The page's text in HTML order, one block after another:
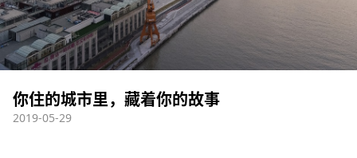
你住的城市里，藏着你的故事
2019-05-29